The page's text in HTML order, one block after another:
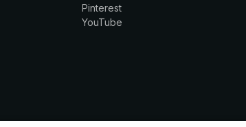
Pinterest
YouTube